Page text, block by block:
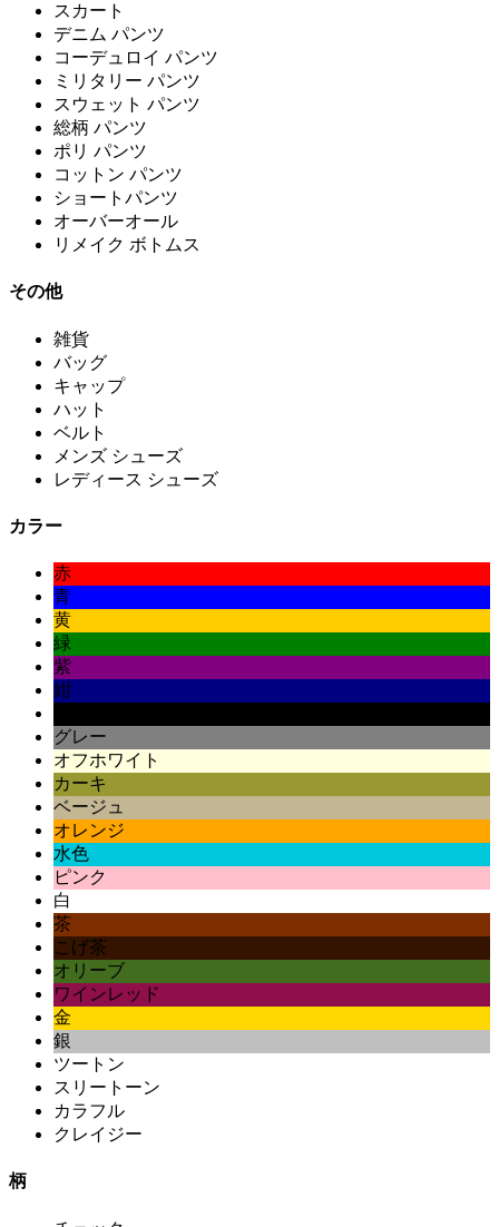
スカート
デニム パンツ
コーデュロイ パンツ
ミリタリー パンツ
スウェット パンツ
総柄 パンツ
ポリ パンツ
コットン パンツ
ショートパンツ
オーバーオール
リメイク ボトムス
その他
雑貨
バッグ
キャップ
ハット
ベルト
メンズ シューズ
レディース シューズ
カラー
赤
青
黄
緑
紫
紺
グレー
オフホワイト
カーキ
ベージュ
オレンジ
水色
ピンク
白
茶
こげ茶
オリーブ
ワインレッド
金
銀
ツートン
スリートーン
カラフル
クレイジー
柄